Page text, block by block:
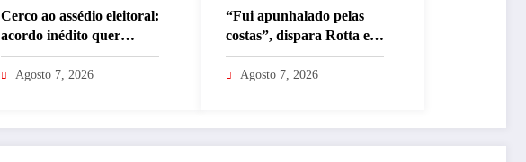
Cerco ao assédio eleitoral:
acordo inédito quer
proteger o voto do
trabalhador
Agosto 7, 2026
“Fui apunhalado pelas
costas”, dispara Rotta e
acusa antigo aliado de
traição após apoio a
Agosto 7, 2026